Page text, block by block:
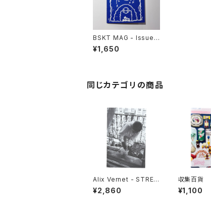
BSKT MAG - Issue
3
¥1,650
同じカテゴリの商品
Alix Vernet - STREE
T CASTS
¥2,860
収集百貨
¥1,100